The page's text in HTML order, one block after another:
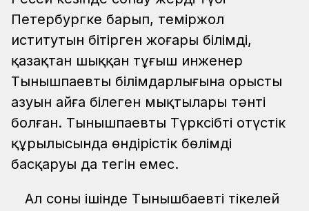
Петербургке барып, теміржол
иститутын бітірген жоғары білімді,
қазақтан шыққан тұңғыш инженер
Тынышпаевтың білімдарлығына орыстың
азуын айға білеген мықтылары тәнті
болған. Тынышпаевтың Түрксібтің оңтүстік
құрылысында өндірістік бөлімді
басқаруы да тегін емес.
Ал соның ішінде Тынышбаевтің тікелей